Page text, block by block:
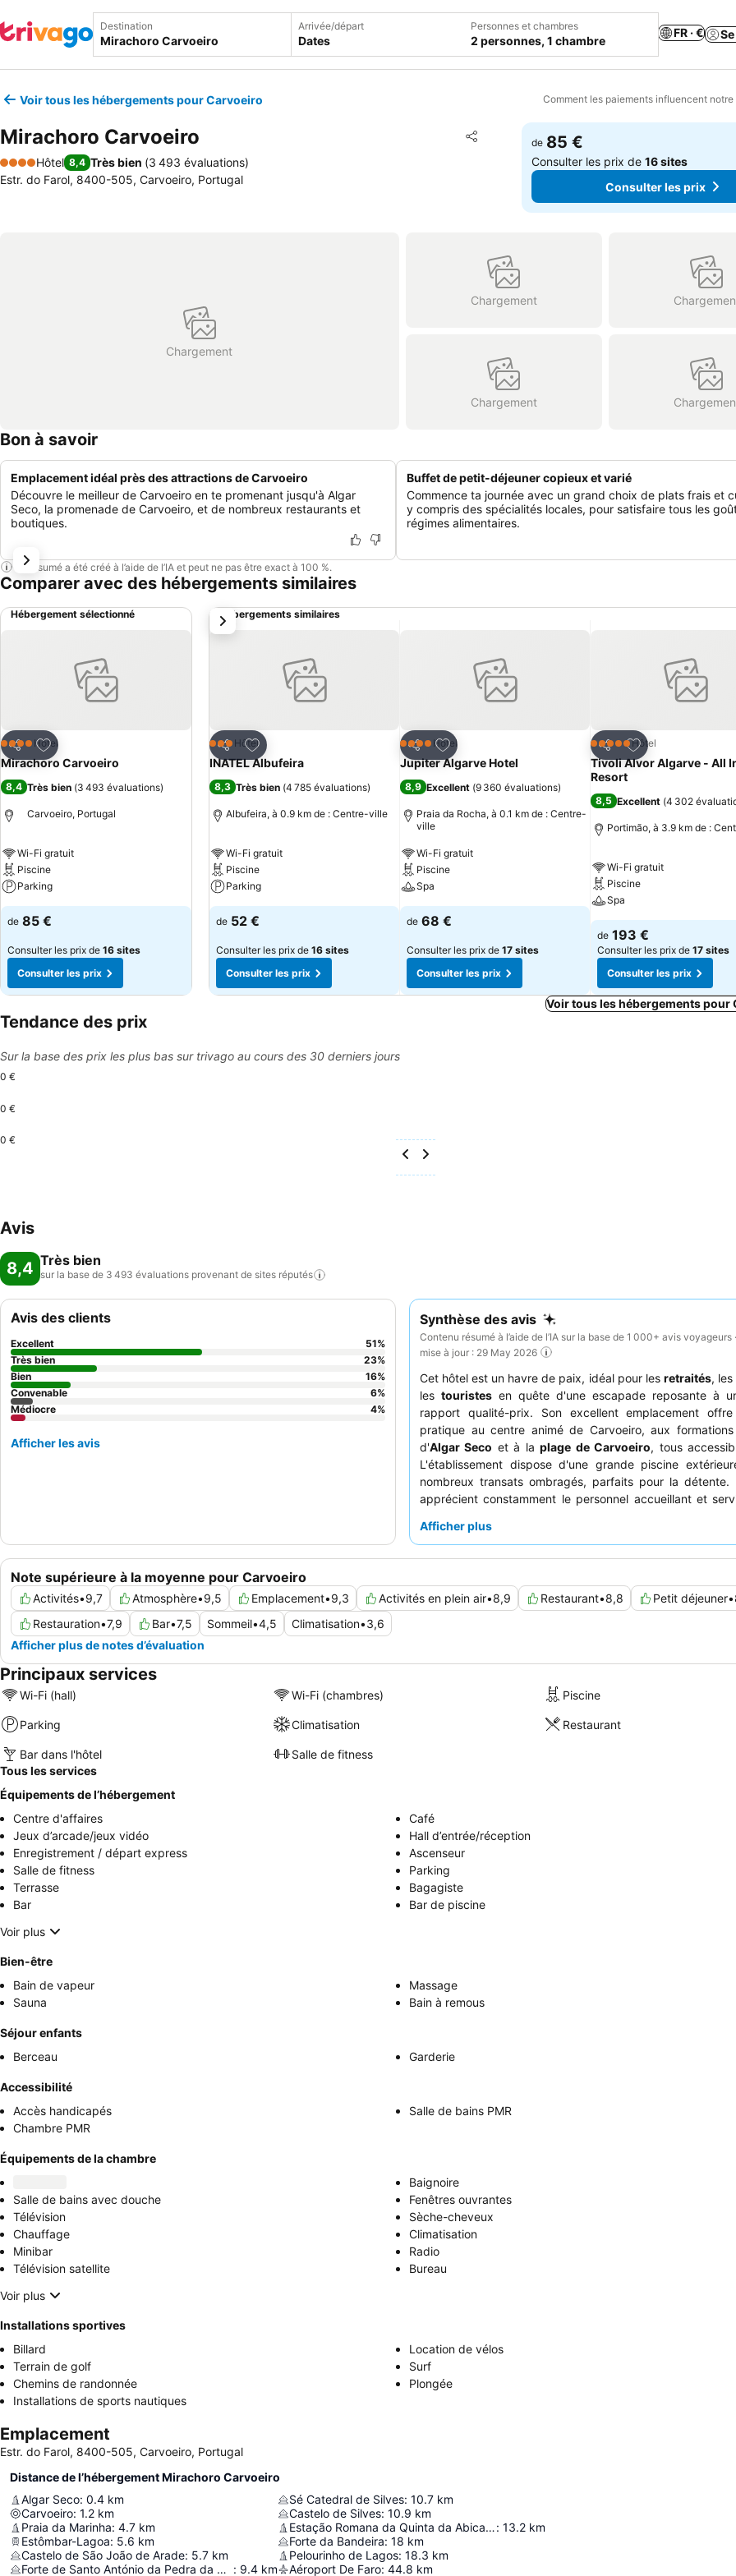
Destination Arrivée/départ
Dates
Personnes et chambres
2 personnes, 1 chambre
FR · €
Voir tous les hébergements pour Carvoeiro Comment les paiements influencent
Mirachoro Carvoeiro Partager
Ajouter à mes favoris
4 Étoiles
Hôtel 8,4 Très bien (3 493 évaluations)
Estr. do Farol, 8400-505, Carvoeiro, Portugal
de 85 €
Consulter les prix de16 sites
Consulter les prix
Chargement
Chargement
Chargement
Bon à savoir
Emplacement idéal près des attractions de Carvoeiro
Découvre le meilleur de Carvoeiro en te promenant jusqu'à Algar
Seco, la promenade de Carvoeiro, et de nombreux restaurants et
boutiques.
Buffet de petit-déjeuner copieux et varié
Commence ta journée avec un grand choix de plats frais et
y compris des spécialités locales, pour satisfaire tous les
régimes alimentaires.
Ce résumé a été créé à l’aide de l’IA et peut ne pas être exact à 100 %.
Comparer avec des hébergements similaires
Hébergement sélectionné
Partager
Ajouter à mes favoris
4 ÉtoilesHôtel
Mirachoro Carvoeiro
8,4 Très bien (3 493 évaluations)
Carvoeiro, Portugal
Wi-Fi gratuit
Piscine
Parking
de 85 €
Consulter les prix de 16 sites
Consulter les prix
Hébergements similaires
Partager
Ajouter à mes favoris
3 ÉtoilesHôtel
INATEL Albufeira
8,3 Très bien (4 785 évaluations)
Albufeira, à 0.9 km de : Centre-ville
Wi-Fi gratuit
Piscine
Parking
de 52 €
Consulter les prix de 16 sites
Consulter les prix
Partager
Ajouter à mes favoris
4 ÉtoilesHôtel
Jupiter Algarve Hotel
8,9 Excellent (9 360 évaluations)
Praia da Rocha, à 0.1 km de : Centre-
ville
Wi-Fi gratuit
Piscine
Spa
de 68 €
Consulter les prix de 17 sites
Consulter les prix
Partager
Ajouter à mes
5 Étoiles Hôtel
Tivoli Alvor Algarve - All
Resort
8,5 Excellent (4 302
Portimão, à 3.9 km de :
Wi-Fi gratuit
Piscine
Spa
de 193 €
Consulter les prix de 17 sites
Consulter les prix
suivant
Voir tous les hébergements pour
Tendance des prix
Sur la base des prix les plus bas sur trivago au cours des 30 derniers jours
0 €
0 €
0 €
Avis
8,4 Très bien
sur la base de 3 493 évaluations provenant de sites réputés
Synthèse des avis
Contenu résumé à l’aide de l’IA sur la base de 1 000+ avis voyageurs
mise à jour : 29 May 2026
Cet hôtel est un havre de paix, idéal pour les retraités, les
les touristes en quête d'une escapade reposante à
rapport qualité-prix. Son excellent emplacement
pratique au centre animé de Carvoeiro, aux formations
d'Algar Seco et à laplage de Carvoeiro, tous
L'établissement dispose d'une grande piscine
nombreux transats ombragés, parfaits pour la détente.
apprécient constamment le personnel accueillant et
compris des options pour divers régimes alimentaires.
Afficher plus
Note supérieure à la moyenne pour Carvoeiro
Activités•9,7 Atmosphère•9,5 Emplacement•9,3 Activités en plein air•8,9 Restaurant•8,8 Petit déjeuner•
Restauration•7,9 Bar•7,5 Sommeil•4,5 Climatisation•3,6
Afficher plus de notes d’évaluation
Avis des clients
Excellent 51%
Très bien
23%
Bien
16%
Convenable
6%
Médiocre
4%
Afficher les avis
Principaux services
Wi-Fi (hall) Wi-Fi (chambres) Piscine
Parking Climatisation Restaurant
Bar dans l'hôtel
Salle de fitness
Tous les services
Équipements de l’hébergement
Centre d'affaires
Café
Jeux d’arcade/jeux vidéo
Hall d’entrée/réception
Enregistrement / départ express
Ascenseur
Salle de fitness
Parking
Terrasse
Bagagiste
Bar
Bar de piscine
Voir plus
Bien-être
Bain de vapeur
Massage
Sauna
Bain à remous
Séjour enfants
Berceau
Garderie
Accessibilité
Accès handicapés
Salle de bains PMR
Chambre PMR
Équipements de la chambre
Baignoire
Salle de bains avec douche
Fenêtres ouvrantes
Télévision
Sèche-cheveux
Chauffage
Climatisation
Minibar
Radio
Télévision satellite
Bureau
Voir plus
Installations sportives
Billard
Location de vélos
Terrain de golf
Surf
Chemins de randonnée
Plongée
Installations de sports nautiques
Emplacement
Estr. do Farol, 8400-505, Carvoeiro, Portugal
Distance de l’hébergement Mirachoro Carvoeiro
Algar Seco: 0.4 km
Carvoeiro: 1.2 km
Praia da Marinha: 4.7 km
Estômbar-Lagoa: 5.6 km
Castelo de São João de Arade: 5.7 km
Forte de Santo António da Pedra da Galé : 9.4 km
Sé Catedral de Silves: 10.7 km
Castelo de Silves: 10.9 km
Estação Romana da Quinta da Abicada: 13.2 km
Forte da Bandeira: 18 km
Pelourinho de Lagos: 18.3 km
Aéroport De Faro: 44.8 km